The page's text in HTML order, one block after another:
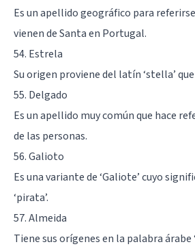
Es un apellido geográfico para
vienen de Santa en Portugal.
54. Estrela
Su origen proviene del latín ‘stella’
55. Delgado
Es un apellido muy común que hace
de las personas.
56. Galioto
Es una variante de ‘Galiote’ cuyo
‘pirata’.
57. Almeida
Tiene sus orígenes en la palabra árabe